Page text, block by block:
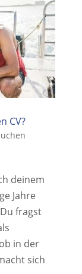
CV?
deinem
Jahre
fragst
in der
sich